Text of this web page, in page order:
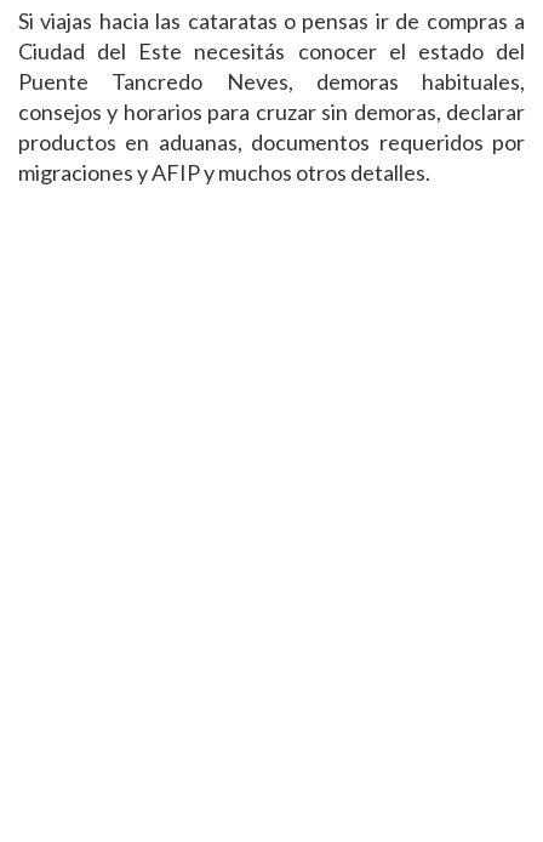
Si viajas hacia las cataratas o pensas ir de compras a
Ciudad del Este necesitás conocer el estado del
Puente Tancredo Neves, demoras habituales,
consejos y horarios para cruzar sin demoras, declarar
productos en aduanas, documentos requeridos por
migraciones y AFIP y muchos otros detalles.